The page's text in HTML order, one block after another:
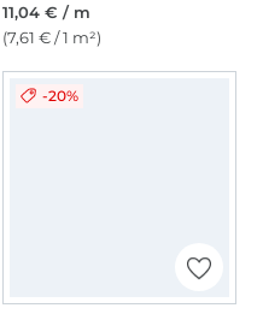
11,04 € / m
(7,61 € / 1 m²)
-20%